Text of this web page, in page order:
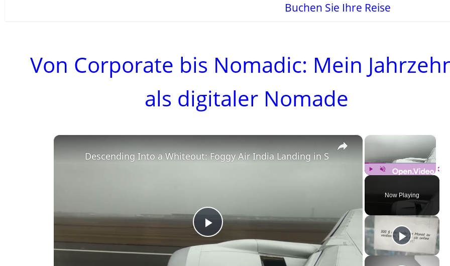
Buchen Sie Ihre Reise
Von Corporate bis Nomadic: Mein
als digitaler Nomade
×
Now Playing
×
P
Descending Into a Whiteout: Foggy Air India Landing in Smog-Choked Delhi ✈️🌫️